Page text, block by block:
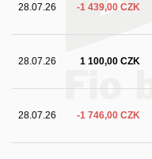
28.07.26 -1 439,00 CZK
28.07.26 1 100,00 CZK
28.07.26 -1 746,00 CZK